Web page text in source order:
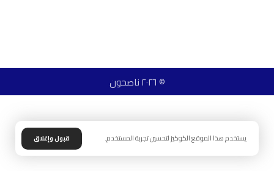
© ٢٠٢٦ ناصحون
يستخدم هذا الموقع الكوكيز لتحسين تجربة المستخدم. قبول وإغلاق